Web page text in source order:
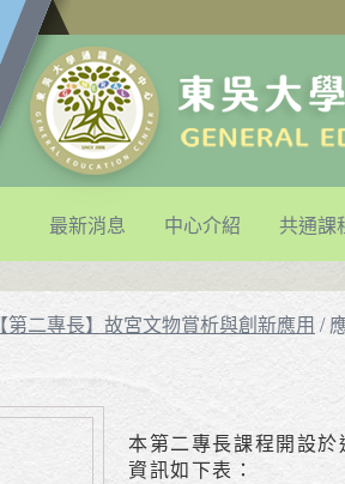
最新消息 中心介紹 共通課
【第二專長】故宮文物賞析與創新應用 /
本第二專長課程開設
資訊如下表：